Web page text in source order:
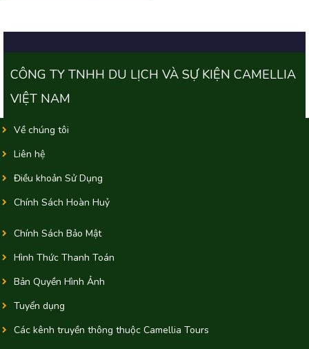
CÔNG TY TNHH DU LỊCH VÀ SỰ KIỆN CAMELLIA
VIỆT NAM
Về chúng tôi
Liên hệ
Điều khoản Sử Dụng
Chính Sách Hoàn Huỷ
Chính Sách Bảo Mật
Hình Thức Thanh Toán
Bản Quyền Hình Ảnh
Tuyển dụng
Các kênh truyền thông thuộc Camellia Tours